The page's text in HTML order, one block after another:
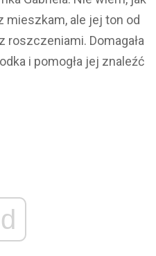
mieszkam, ale jej ton od
roszczeniami. Domagała
i pomogła jej znaleźć